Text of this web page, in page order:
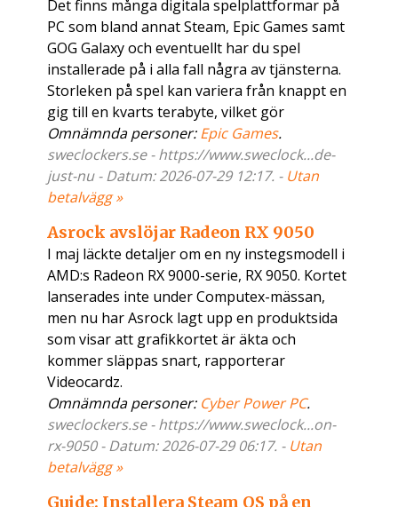
Det finns många digitala spelplattformar på
PC som bland annat Steam, Epic Games samt
GOG Galaxy och eventuellt har du spel
installerade på i alla fall några av tjänsterna.
Storleken på spel kan variera från knappt en
gig till en kvarts terabyte, vilket gör
Omnämnda personer:Epic Games.
sweclockers.se - https://www.sweclock...de-
just-nu - Datum: 2026-07-29 12:17. - Utan
betalvägg »
Asrock avslöjar Radeon RX 9050
I maj läckte detaljer om en ny instegsmodell i
AMD:s Radeon RX 9000-serie, RX 9050. Kortet
lanserades inte under Computex-mässan,
men nu har Asrock lagt upp en produktsida
som visar att grafikkortet är äkta och
kommer släppas snart, rapporterar
Videocardz.
Omnämnda personer: Cyber Power PC.
sweclockers.se - https://www.sweclock...on-
rx-9050 - Datum: 2026-07-29 06:17. - Utan
betalvägg »
Guide: Installera Steam OS på en